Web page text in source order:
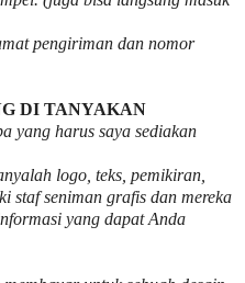
pengiriman dan nomor
DI TANYAKAN
yang harus saya sediakan
logo, teks, pemikiran,
staf seniman grafis dan mereka
yang dapat Anda